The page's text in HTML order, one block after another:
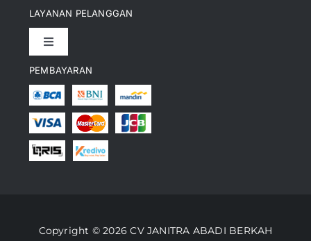
LAYANAN PELANGGAN
Toggle
Informasi Pengiriman
Pencapaian
Artikel
Perusahaan Kami
Video
Toko Kami
PEMBAYARAN
Copyright © 2026 CV JANITRA ABADI BERKAH